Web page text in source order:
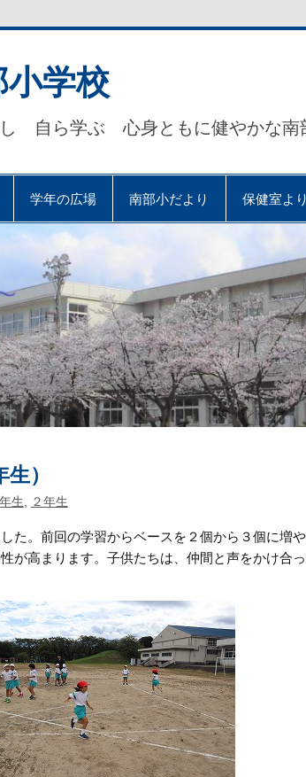
学校
自ら学ぶ 心身ともに健やかな
学年の広場 南部小だより 保健室より
）
生 ２年生
た。前回の学習からベースを２個から３個に増
が高まります。子供たちは、仲間と声をかけ合